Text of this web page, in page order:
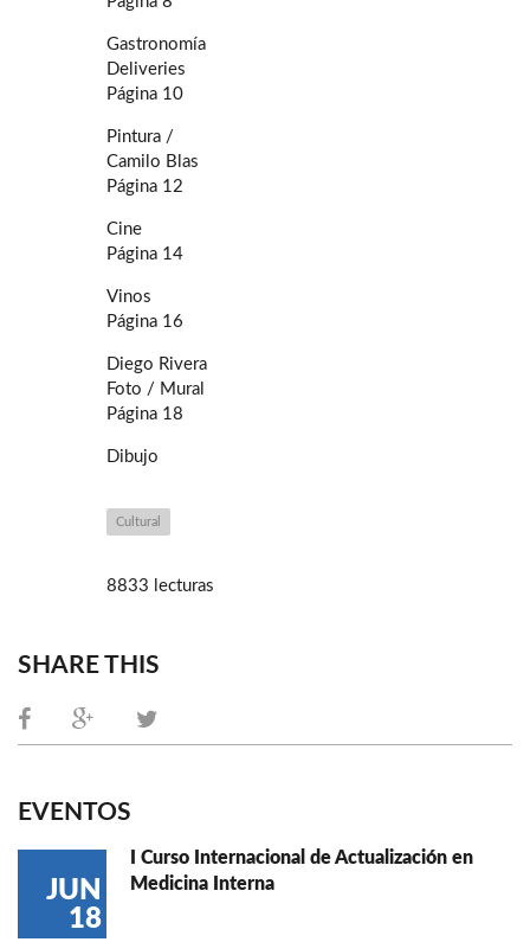
Gastronomía
Deliveries
Página 10
Pintura /
Camilo Blas
Página 12
Cine
Página 14
Vinos
Página 16
Diego Rivera
Foto / Mural
Página 18
Dibujo
Cultural
8833 lecturas
SHARE THIS
EVENTOS
JUN
18
I Curso Internacional de Actualización en
Medicina Interna